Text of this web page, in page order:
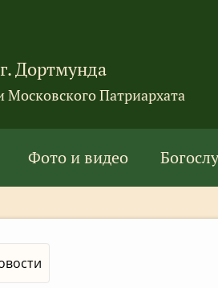
Дортмунда
Московского Патриархата
Фото и видео